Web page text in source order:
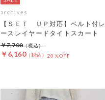
archives
【ＳＥＴ ＵＰ対応】ベルト付レ
ースレイヤードタイトスカート
￥6,160 20％OFF
￥7,700